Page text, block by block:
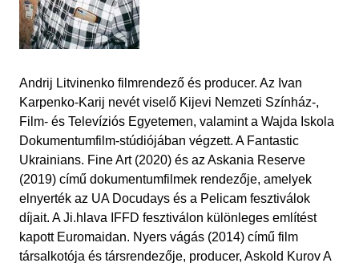
Andrij Litvinenko filmrendező és producer. Az Ivan
Karpenko-Karij nevét viselő Kijevi Nemzeti Színház-,
Film- és Televíziós Egyetemen, valamint a Wajda Iskola
Dokumentumfilm-stúdiójában végzett. A Fantastic
Ukrainians. Fine Art (2020) és az Askania Reserve
(2019) című dokumentumfilmek rendezője, amelyek
elnyerték az UA Docudays és a Pelicam fesztiválok
díjait. A Ji.hlava IFFD fesztiválon különleges említést
kapott Euromaidan. Nyers vágás (2014) című film
társalkotója és társrendezője, producer, Askold Kurov A